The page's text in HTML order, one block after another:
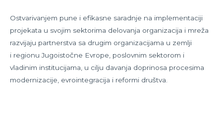
Ostvarivanjem pune i efikasne saradnje na implementaciji
projekata u svojim sektorima delovanja organizacija i mreža
razvijaju partnerstva sa drugim organizacijama u zemlji
i regionu Jugoistočne Evrope, poslovnim sektorom i
vladinim institucijama, u cilju davanja doprinosa procesima
modernizacije, evrointegracija i reformi društva.